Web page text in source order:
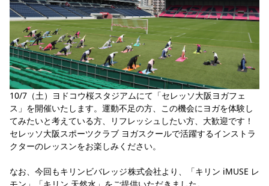
初めて観戦ガイド キッズ向けサービス グルメ マッチデープログラム
観戦マナー&ルール ビジターサポーター観戦ガイド 公式アプリ
スタジアム
YANMAR HANASAKA STADIUM
DAZNで観戦
DAZNで観戦
アウェイツアー
アウェイツアー
よくある質問
サポートする
パートナー企業募集中 セレッソ大阪VISAカード サポートスタッフ
セレッソアイデアちょうだいな
応援商店街
Lise（ライセンスビジネス）
サステナビリティ
サステナビリティポリシー SDGsのゴール インパクトレポート
活動レポート
SPORT POSITIVE LEAGUES 取り組み実績
スポーツクラブ
スポーツクラブ
関連団体/施設
ファンクラブ
SAKURA SOCIO SAKURA POINT Program 招待券引換方法
先行入場
まいセレチケット 会員規定 婚姻届・出生届・命名書
ニュース
ニュース
すべて チーム グッズ チケット イベント
ファンクラブ
ホームタウン パートナー スポーツクラブ メディア
レディース
アカデミー
10/7（土）ヨドコウ桜スタジアムにて「セレッソ大阪ヨガフェ
ス」を開催いたします。運動不足の方、この機会にヨガを体験し
てみたいと考えている方、リフレッシュしたい方、大歓迎です！
セレッソ大阪スポーツクラブ ヨガスクールで活躍するインストラ
クターのレッスンをお楽しみください。
なお、今回もキリンビバレッジ株式会社より、「キリン iMUSE レ